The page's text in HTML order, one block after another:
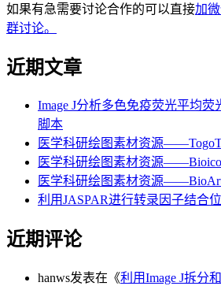
如果有急需要讨论合作的可以直接加
群讨论。
近期文章
Image J分析多色免疫荧光平均
脚本
医学科研绘图素材资源
医学科研绘图素材资源
医学科研绘图素材资源——BioArt
利用JASPAR进行转录因子结合
近期评论
hanws发表在《利用Image J拆分